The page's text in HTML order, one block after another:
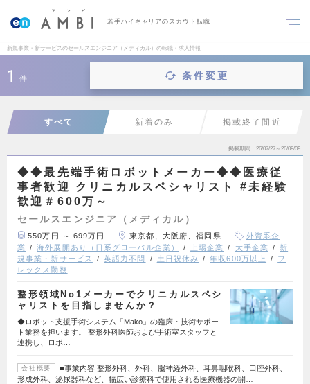
若手ハイキャリアのスカウト転職
新規事業・新サービスのセールスエンジニア（メディカル）の転職・求人情報
1 件 条件変更
すべて 新着のみ 掲載終了間近
掲載期間 26/07/27～26/08/09
◆◆最先端手術ロボットメーカー◆◆医療従
事者歓迎 クリニカルスペシャリスト #未経験
歓迎＃600万～
セールスエンジニア（メディカル）
550万円 ～ 699万円 東京都、大阪府、福岡県
外資系企
業
海外展開あり（日系グローバル企業） 上場企業 大手企業
新
規事業・新サービス
英語力不問 土日祝休み 年収600万以上
フ
レックス勤務
整形領域No1メーカーでクリニカルスペシ
ャリストを目指しませんか？
◆ロボット支援手術システム「Mako」の臨床・技術サポー
ト業務を担います。 整形外科医師および手術室スタッフと
連携し、ロボ…
会社概要
■事業内容 整形外科、外科、脳神経外科、耳鼻咽喉科、口腔外科、
形成外科、泌尿器科など、幅広い診療科で使用される医療機器の開…